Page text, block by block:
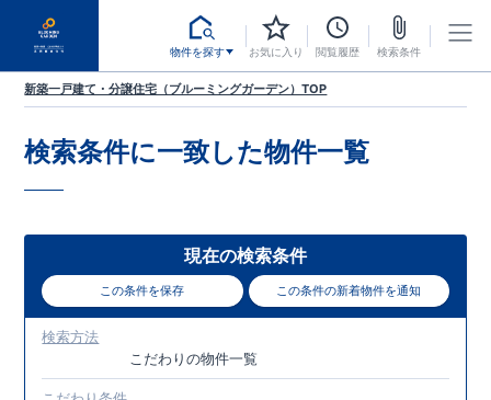
物件を探す お気に入り 閲覧履歴 検索条件
新築一戸建て・分譲住宅（ブルーミングガーデン）TOP
検索条件に一致した物件一覧
現在の検索条件
この条件を保存 この条件の新着物件を通知
検索方法
こだわりの物件一覧